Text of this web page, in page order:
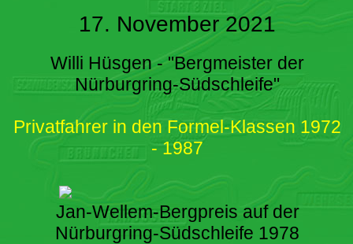
17. November 2021
Willi Hüsgen - "Bergmeister der
Nürburgring-Südschleife"
Privatfahrer in den Formel-Klassen 1972
- 1987
Jan-Wellem-Bergpreis auf der
Nürburgring-Südschleife 1978